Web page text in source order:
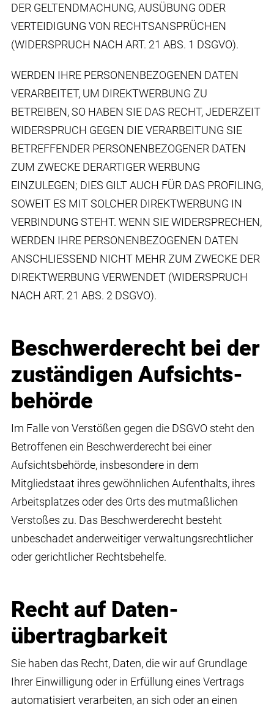
DER GELTENDMACHUNG, AUSÜBUNG ODER
VERTEIDIGUNG VON RECHTSANSPRÜCHEN
(WIDERSPRUCH NACH ART. 21 ABS. 1 DSGVO).
WERDEN IHRE PERSONENBEZOGENEN DATEN
VERARBEITET, UM DIREKTWERBUNG ZU
BETREIBEN, SO HABEN SIE DAS RECHT, JEDERZEIT
WIDERSPRUCH GEGEN DIE VERARBEITUNG SIE
BETREFFENDER PERSONENBEZOGENER DATEN
ZUM ZWECKE DERARTIGER WERBUNG
EINZULEGEN; DIES GILT AUCH FÜR DAS PROFILING,
SOWEIT ES MIT SOLCHER DIREKTWERBUNG IN
VERBINDUNG STEHT. WENN SIE WIDERSPRECHEN,
WERDEN IHRE PERSONENBEZOGENEN DATEN
ANSCHLIESSEND NICHT MEHR ZUM ZWECKE DER
DIREKTWERBUNG VERWENDET (WIDERSPRUCH
NACH ART. 21 ABS. 2 DSGVO).
Beschwerde­recht bei der
zuständigen Aufsichts­
behörde
Im Falle von Verstößen gegen die DSGVO steht den
Betroffenen ein Beschwerderecht bei einer
Aufsichtsbehörde, insbesondere in dem
Mitgliedstaat ihres gewöhnlichen Aufenthalts, ihres
Arbeitsplatzes oder des Orts des mutmaßlichen
Verstoßes zu. Das Beschwerderecht besteht
unbeschadet anderweitiger verwaltungsrechtlicher
oder gerichtlicher Rechtsbehelfe.
Recht auf Daten­
übertrag­barkeit
Sie haben das Recht, Daten, die wir auf Grundlage
Ihrer Einwilligung oder in Erfüllung eines Vertrags
automatisiert verarbeiten, an sich oder an einen